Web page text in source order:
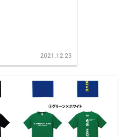
2021.12.23